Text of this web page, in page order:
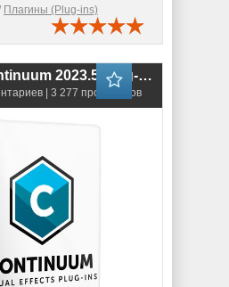
Плагины (Plug-ins)
Boris FX - Continuum 2023.5 Plug-ins for Adobe & OFX (16.5.2.792)
| 3 277 просмотров